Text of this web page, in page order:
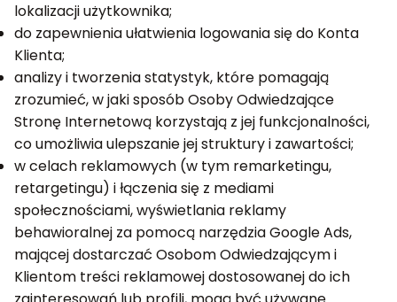
lokalizacji użytkownika;
do zapewnienia ułatwienia logowania się do Konta
Klienta;
analizy i tworzenia statystyk, które pomagają
zrozumieć, w jaki sposób Osoby Odwiedzające
Stronę Internetową korzystają z jej funkcjonalności,
co umożliwia ulepszanie jej struktury i zawartości;
w celach reklamowych (w tym remarketingu,
retargetingu) i łączenia się z mediami
społecznościami, wyświetlania reklamy
behawioralnej za pomocą narzędzia Google Ads,
mającej dostarczać Osobom Odwiedzającym i
Klientom treści reklamowej dostosowanej do ich